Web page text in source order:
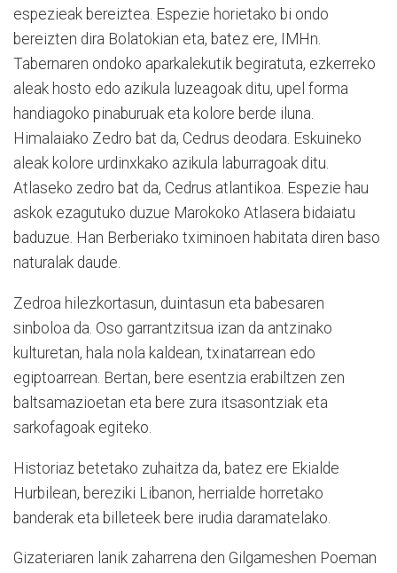
espezieak bereiztea. Espezie horietako bi ondo
bereizten dira Bolatokian eta, batez ere, IMHn.
Tabernaren ondoko aparkalekutik begiratuta, ezkerreko
aleak hosto edo azikula luzeagoak ditu, upel forma
handiagoko pinaburuak eta kolore berde iluna.
Himalaiako Zedro bat da, Cedrus deodara. Eskuineko
aleak kolore urdinxkako azikula laburragoak ditu.
Atlaseko zedro bat da, Cedrus atlantikoa. Espezie hau
askok ezagutuko duzue Marokoko Atlasera bidaiatu
baduzue. Han Berberiako tximinoen habitata diren baso
naturalak daude.
Zedroa hilezkortasun, duintasun eta babesaren
sinboloa da. Oso garrantzitsua izan da antzinako
kulturetan, hala nola kaldean, txinatarrean edo
egiptoarrean. Bertan, bere esentzia erabiltzen zen
baltsamazioetan eta bere zura itsasontziak eta
sarkofagoak egiteko.
Historiaz betetako zuhaitza da, batez ere Ekialde
Hurbilean, bereziki Libanon, herrialde horretako
banderak eta billeteek bere irudia daramatelako.
Gizateriaren lanik zaharrena den Gilgameshen Poeman